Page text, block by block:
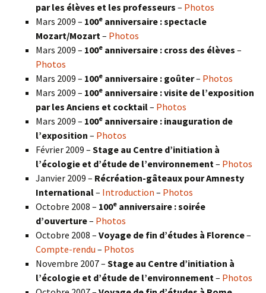
par les élèves et les professeurs – Photos
Mars 2009 – 100e anniversaire : spectacle
Mozart/Mozart – Photos
Mars 2009 – 100e anniversaire : cross des élèves –
Photos
Mars 2009 – 100e anniversaire : goûter– Photos
Mars 2009 – 100e anniversaire : visite de l’exposition
par les Anciens et cocktail– Photos
Mars 2009 – 100e anniversaire : inauguration de
l’exposition – Photos
Février 2009 – Stage au Centre d’initiation à
l’écologie et d’étude de l’environnement – Photos
Janvier 2009 – Récréation-gâteaux pour Amnesty
International– Introduction – Photos
Octobre 2008 – 100e anniversaire : soirée
d’ouverture– Photos
Octobre 2008 – Voyage de fin d’études à Florence–
Compte-rendu – Photos
Novembre 2007 – Stage au Centre d’initiation à
l’écologie et d’étude de l’environnement – Photos